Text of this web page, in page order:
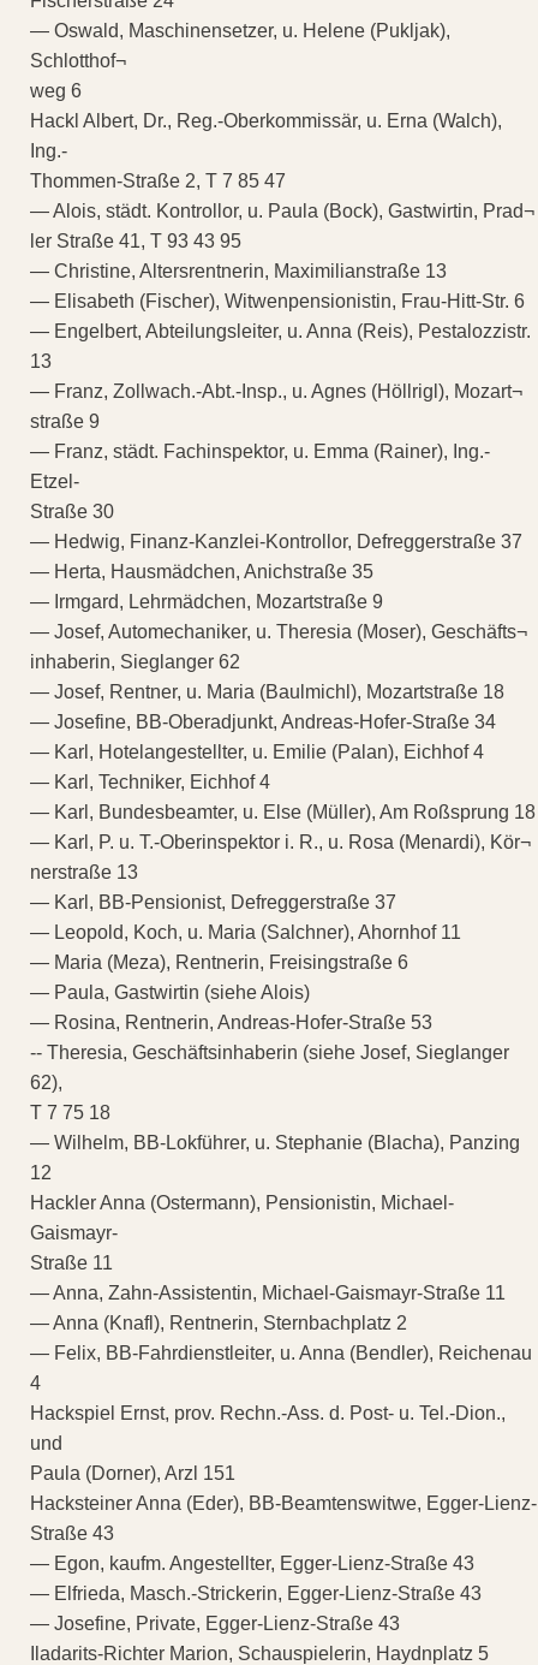
— Oswald, Maschinensetzer, u. Helene (Pukljak),
Schlotthof¬
weg 6
Hackl Albert, Dr., Reg.-Oberkommissär, u. Erna (Walch),
Ing.-
Thommen-Straße 2, T 7 85 47
— Alois, städt. Kontrollor, u. Paula (Bock), Gastwirtin, Prad¬
ler Straße 41, T 93 43 95
— Christine, Altersrentnerin, Maximilianstraße 13
— Elisabeth (Fischer), Witwenpensionistin, Frau-Hitt-Str. 6
— Engelbert, Abteilungsleiter, u. Anna (Reis), Pestalozzistr.
13
— Franz, Zollwach.-Abt.-Insp., u. Agnes (Höllrigl), Mozart¬
straße 9
— Franz, städt. Fachinspektor, u. Emma (Rainer), Ing.-
Etzel-
Straße 30
— Hedwig, Finanz-Kanzlei-Kontrollor, Defreggerstraße 37
— Herta, Hausmädchen, Anichstraße 35
— Irmgard, Lehrmädchen, Mozartstraße 9
— Josef, Automechaniker, u. Theresia (Moser), Geschäfts¬
inhaberin, Sieglanger 62
— Josef, Rentner, u. Maria (Baulmichl), Mozartstraße 18
— Josefine, BB-Oberadjunkt, Andreas-Hofer-Straße 34
— Karl, Hotelangestellter, u. Emilie (Palan), Eichhof 4
— Karl, Techniker, Eichhof 4
— Karl, Bundesbeamter, u. Else (Müller), Am Roßsprung 18
— Karl, P. u. T.-Oberinspektor i. R., u. Rosa (Menardi), Kör¬
nerstraße 13
— Karl, BB-Pensionist, Defreggerstraße 37
— Leopold, Koch, u. Maria (Salchner), Ahornhof 11
— Maria (Meza), Rentnerin, Freisingstraße 6
— Paula, Gastwirtin (siehe Alois)
— Rosina, Rentnerin, Andreas-Hofer-Straße 53
-- Theresia, Geschäftsinhaberin (siehe Josef, Sieglanger
62),
T 7 75 18
— Wilhelm, BB-Lokführer, u. Stephanie (Blacha), Panzing
12
Hackler Anna (Ostermann), Pensionistin, Michael-
Gaismayr-
Straße 11
— Anna, Zahn-Assistentin, Michael-Gaismayr-Straße 11
— Anna (Knafl), Rentnerin, Sternbachplatz 2
— Felix, BB-Fahrdienstleiter, u. Anna (Bendler), Reichenau
4
Hackspiel Ernst, prov. Rechn.-Ass. d. Post- u. Tel.-Dion.,
und
Paula (Dorner), Arzl 151
Hacksteiner Anna (Eder), BB-Beamtenswitwe, Egger-Lienz-
Straße 43
— Egon, kaufm. Angestellter, Egger-Lienz-Straße 43
— Elfrieda, Masch.-Strickerin, Egger-Lienz-Straße 43
— Josefine, Private, Egger-Lienz-Straße 43
Iladarits-Richter Marion, Schauspielerin, Haydnplatz 5